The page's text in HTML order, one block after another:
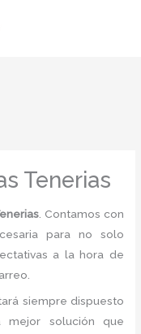
Tenerias
. Contamos con
para no solo
a la hora de
siempre dispuesto
mejor solución que